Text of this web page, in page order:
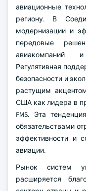
авиационные
региону. В
модернизации и
передовые
авиакомпаний
Регулятивная
безопасности и
растущим
США как лидера в
FMS. Эта
обязательствами
эффективности и
авиации.
Рынок систем
расширяется